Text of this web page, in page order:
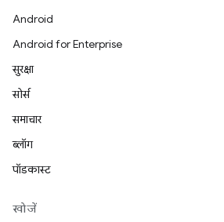
Android
Android for Enterprise
सुरक्षा
सोर्स
समाचार
ब्लॉग
पॉडकास्ट
खोजें